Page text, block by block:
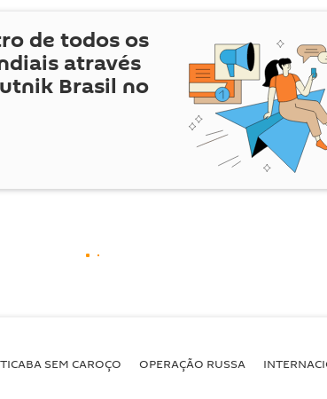
de todos os
através
Brasil no
SEM CAROÇO OPERAÇÃO RUSSA